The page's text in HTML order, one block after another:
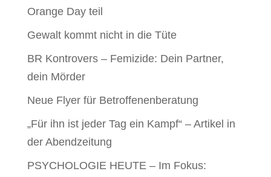
Orange Day teil
Gewalt kommt nicht in die Tüte
BR Kontrovers – Femizide: Dein Partner,
dein Mörder
Neue Flyer für Betroffenenberatung
„Für ihn ist jeder Tag ein Kampf“ – Artikel in
der Abendzeitung
PSYCHOLOGIE HEUTE – Im Fokus: